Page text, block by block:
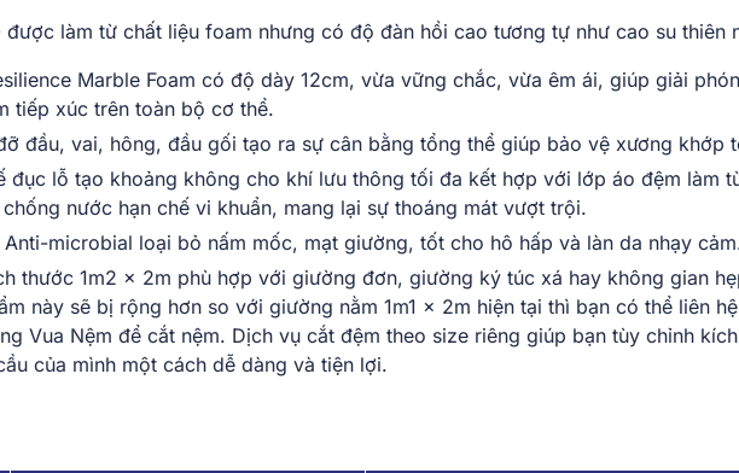
làm từ chất liệu foam nhưng có độ đàn hồi cao tương tự như cao su thiên
Marble Foam có độ dày 12cm, vừa vững chắc, vừa êm ái, giúp giải
tiếp xúc trên toàn bộ cơ thể.
đầu, vai, hông, đầu gối tạo ra sự cân bằng tổng thể giúp bảo vệ xương khớp
đục lỗ tạo khoảng không cho khí lưu thông tối đa kết hợp với lớp áo đệm làm
nước hạn chế vi khuẩn, mang lại sự thoáng mát vượt trội.
microbial loại bỏ nấm mốc, mạt giường, tốt cho hô hấp và làn da nhạy
thước 1m2 x 2m phù hợp với giường đơn, giường ký túc xá hay không gian
này sẽ bị rộng hơn so với giường nằm 1m1 x 2m hiện tại thì bạn có thể liên
Vua Nệm để cắt nệm. Dịch vụ cắt đệm theo size riêng giúp bạn tùy chỉnh kích
của mình một cách dễ dàng và tiện lợi.